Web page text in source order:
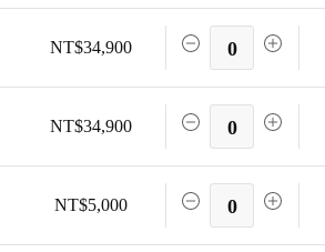
NT$34,900 0
NT$34,900 0
NT$5,000 0